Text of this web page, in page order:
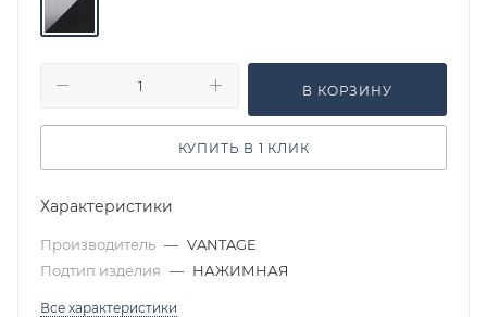
В КОРЗИНУ
КУПИТЬ В 1 КЛИК
Характеристики
Производитель — VANTAGE
Подтип изделия — НАЖИМНАЯ
Все характеристики